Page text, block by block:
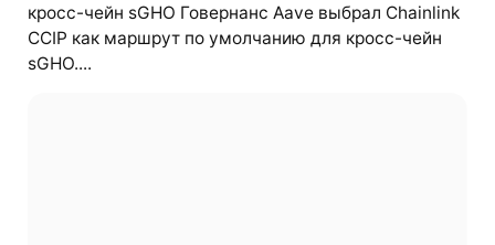
кросс-чейн sGHO Говернанс Aave выбрал Chainlink
CCIP как маршрут по умолчанию для кросс-чейн
sGHO....